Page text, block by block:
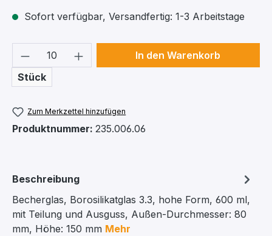
Sofort verfügbar, Versandfertig: 1-3 Arbeitstage
Produkt Anzahl: Gib den
Stück
In den Warenkorb
Zum Merkzettel hinzufügen
Produktnummer: 235.006.06
Beschreibung
Becherglas, Borosilikatglas 3.3, hohe Form, 600 ml,
mit Teilung und Ausguss, Außen-Durchmesser: 80
mm, Höhe: 150 mm Mehr